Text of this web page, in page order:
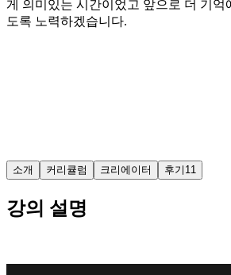
게 의미있는 시간이었고 앞으로 더 기억
도록 노력하겠습니다.
소개 커리큘럼 크리에이터 후기 11
강의 설명